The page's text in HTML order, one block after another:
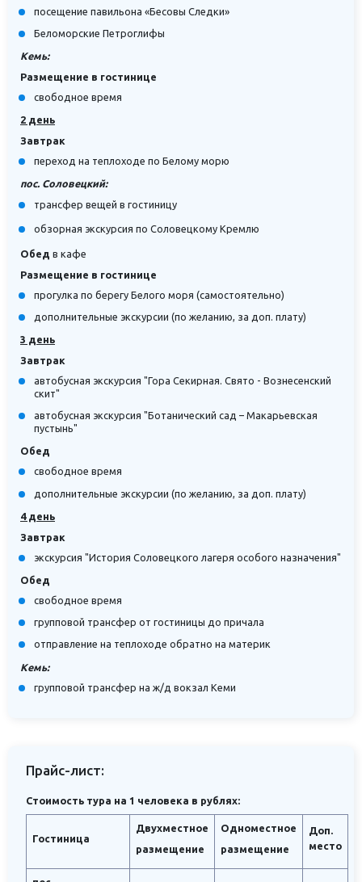
посещение павильона «Бесовы Следки»
Беломорские Петроглифы
Кемь:
Размещение в гостинице
свободное время
2 день
Завтрак
переход на теплоходе по Белому морю
пос. Соловецкий:
трансфер вещей в гостиницу
обзорная экскурсия по Соловецкому Кремлю
Обед в кафе
Размещение в гостинице
прогулка по берегу Белого моря (самостоятельно)
дополнительные экскурсии (по желанию, за доп. плату)
3 день
Завтрак
автобусная экскурсия "Гора Секирная. Свято - Вознесенский
скит"
автобусная экскурсия "Ботанический сад – Макарьевская
пустынь"
Обед
свободное время
дополнительные экскурсии (по желанию, за доп. плату)
4 день
Завтрак
экскурсия "История Соловецкого лагеря особого назначения"
Обед
свободное время
групповой трансфер от гостиницы до причала
отправление на теплоходе обратно на материк
Кемь:
групповой трансфер на ж/д вокзал Кеми
Прайс-лист:
Стоимость тура на 1 человека в рублях:
Гостиница
Двухместное
размещение
Одноместное
размещение
Доп.
место